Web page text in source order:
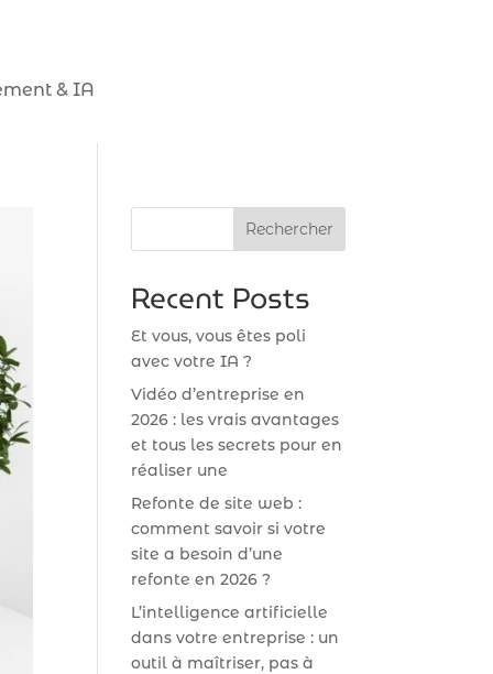
& IA
Rechercher
Recent Posts
Et vous, vous êtes poli
avec votre IA ?
Vidéo d’entreprise en
2026 : les vrais avantages
et tous les secrets pour en
réaliser une
Refonte de site web :
comment savoir si votre
site a besoin d’une
refonte en 2026 ?
L’intelligence artificielle
dans votre entreprise : un
outil à maîtriser, pas à